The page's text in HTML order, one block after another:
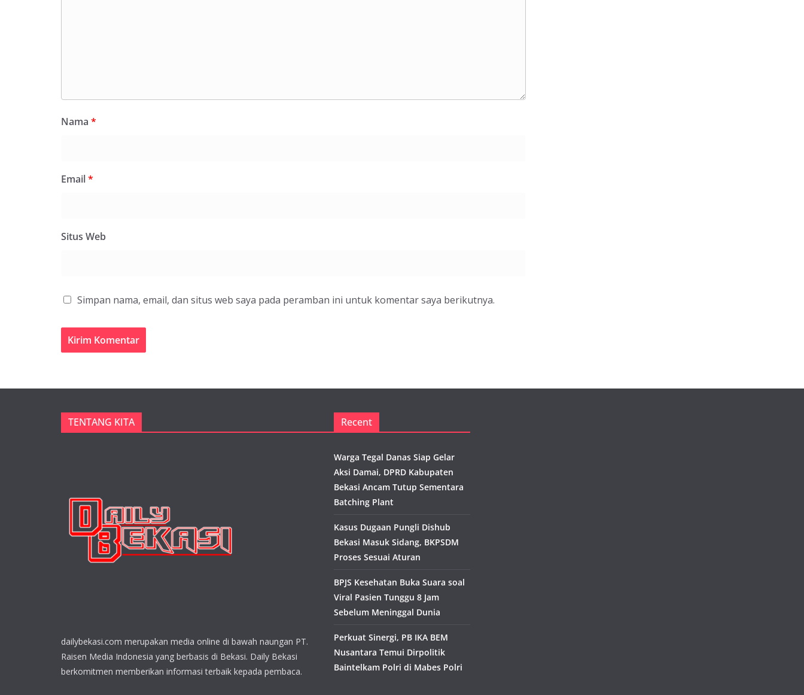
Nama *
Email*
Situs Web
Simpan nama, email, dan situs web saya pada peramban ini untuk komentar saya berikutnya.
TENTANG KITA
dailybekasi.com merupakan media online di bawah naungan PT.
Raisen Media Indonesia yang berbasis di Bekasi. Daily Bekasi
berkomitmen memberikan informasi terbaik kepada pembaca.
Recent
Warga Tegal Danas Siap Gelar
Aksi Damai, DPRD Kabupaten
Bekasi Ancam Tutup Sementara
Batching Plant
Kasus Dugaan Pungli Dishub
Bekasi Masuk Sidang, BKPSDM
Proses Sesuai Aturan
BPJS Kesehatan Buka Suara soal
Viral Pasien Tunggu 8 Jam
Sebelum Meninggal Dunia
Perkuat Sinergi, PB IKA BEM
Nusantara Temui Dirpolitik
Baintelkam Polri di Mabes Polri